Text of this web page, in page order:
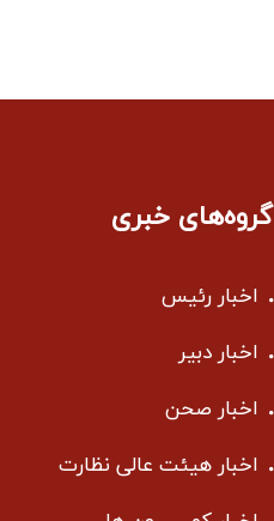
گروه‌های خبری
اخبار رئیس
اخبار دبیر
اخبار صحن
اخبار هیئت عالی نظارت